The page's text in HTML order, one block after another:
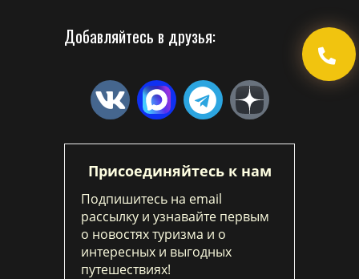
Добавляйтесь в друзья:
Присоединяйтесь к нам
Подпишитесь на email
рассылку и узнавайте первым
о новостях туризма и о
интересных и выгодных
путешествиях!